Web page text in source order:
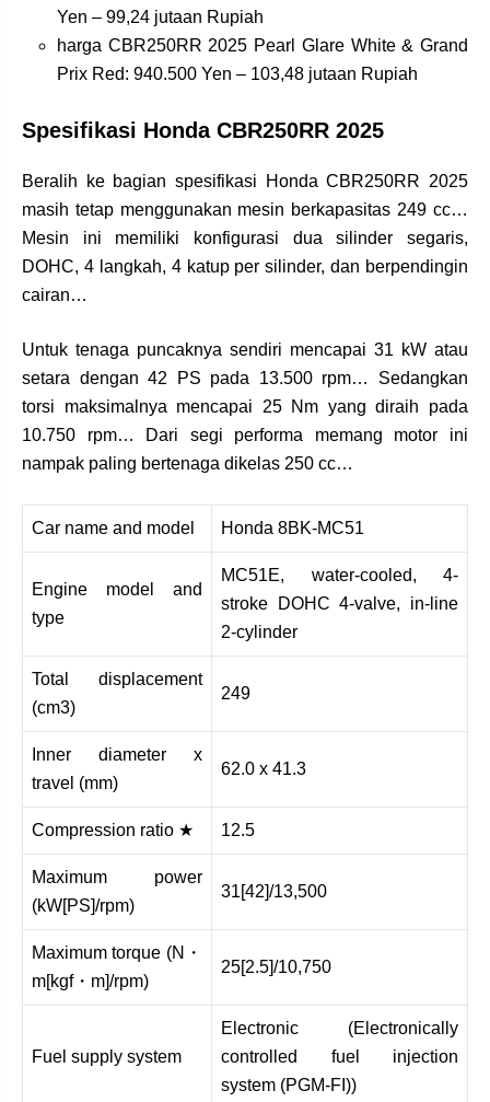
Yen – 99,24 jutaan Rupiah
harga CBR250RR 2025 Pearl Glare White & Grand
Prix Red: 940.500 Yen – 103,48 jutaan Rupiah
Spesifikasi Honda CBR250RR 2025
Beralih ke bagian spesifikasi Honda CBR250RR 2025
masih tetap menggunakan mesin berkapasitas 249 cc…
Mesin ini memiliki konfigurasi dua silinder segaris,
DOHC, 4 langkah, 4 katup per silinder, dan berpendingin
cairan…
Untuk tenaga puncaknya sendiri mencapai 31 kW atau
setara dengan 42 PS pada 13.500 rpm… Sedangkan
torsi maksimalnya mencapai 25 Nm yang diraih pada
10.750 rpm… Dari segi performa memang motor ini
nampak paling bertenaga dikelas 250 cc…
Car name and model Honda 8BK-MC51
Engine model and
type
MC51E, water-cooled, 4-
stroke DOHC 4-valve, in-line
2-cylinder
Total displacement
(cm3)
249
Inner diameter x
travel (mm)
62.0 x 41.3
Compression ratio ★ 12.5
Maximum power
(kW[PS]/rpm)
31[42]/13,500
Maximum torque (N・
m[kgf・m]/rpm)
25[2.5]/10,750
Fuel supply system
Electronic (Electronically
controlled fuel injection
system (PGM-FI))